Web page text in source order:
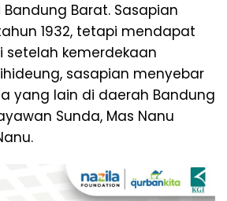
Barat. Sasapian
1932, tetapi mendapat
setelah kemerdekaan
sasapian menyebar
yang lain di daerah Bandung
Sunda, Mas Nanu